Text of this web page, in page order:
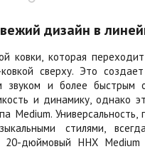
дизайн в
ковки, которая
сверху. Это
звуком и более быстрым
и динамику, однако
Medium. Универсальность,
стилями,
20-дюймовый HHX Medium